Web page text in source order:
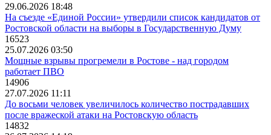
29.06.2026 18:48
На съезде «Единой России» утвердили список кандидатов от
Ростовской области на выборы в Государственную Думу
16523
25.07.2026 03:50
Мощные взрывы прогремели в Ростове - над городом
работает ПВО
14906
27.07.2026 11:11
До восьми человек увеличилось количество пострадавших
после вражеской атаки на Ростовскую область
14832